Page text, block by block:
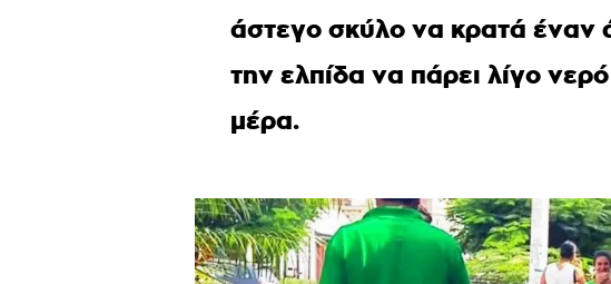
άστεγο σκύλο να κρατά έναν
την ελπίδα να πάρει λίγο
μέρα.